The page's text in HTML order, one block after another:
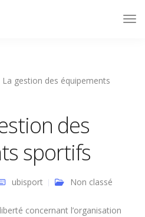
d’outils
La gestion des équipements
des
sportifs
ubisport Non classé
concernant l’organisation